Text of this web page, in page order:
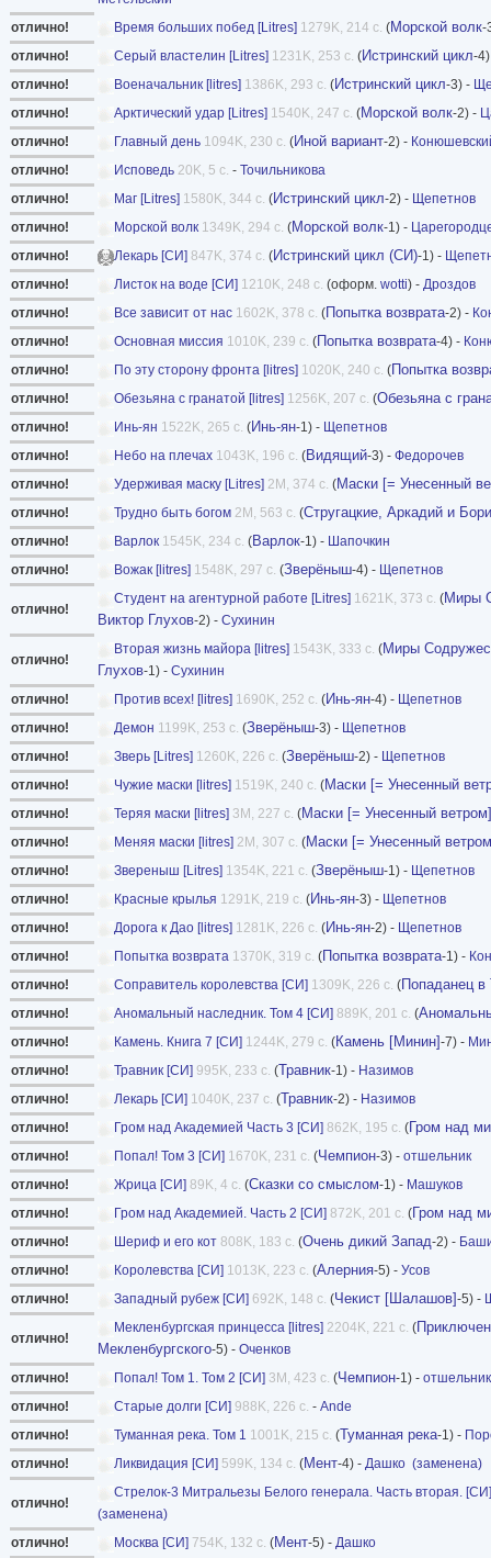
отлично!
Время больших побед [Litres] 1279K, 214 с. (Морской волк-
отлично!
Серый властелин [Litres] 1231K, 253 с. (Истринский цикл-
отлично!
Военачальник [litres] 1386K, 293 с. (Истринский цикл-3) -
отлично!
Арктический удар [Litres] 1540K, 247 с. (Морской волк-2) -
отлично!
Главный день 1094K, 230 с. (Иной вариант-2) -
отлично!
Исповедь 20K, 5 с. - Точильникова
отлично!
Маг [Litres] 1580K, 344 с. (Истринский цикл-2) - Щепетнов
отлично!
Морской волк 1349K, 294 с. (Морской волк-1) -
отлично!
Лекарь [СИ] 847K, 374 с. (Истринский цикл (СИ)-1) -
отлично!
Листок на воде [СИ] 1210K, 248 с. (оформ. wotti) - Дроздов
отлично!
Все зависит от нас 1602K, 378 с. (Попытка возврата-2) -
отлично!
Основная миссия 1010K, 239 с. (Попытка возврата-4) -
отлично!
По эту сторону фронта [litres] 1020K, 240 с. (Попытка
отлично! Обезьяна с гранатой [litres] 1256K, 207 с. (Обезьяна с
отлично! Инь-ян 1522K, 265 с. (Инь-ян-1) - Щепетнов
отлично!
Небо на плечах 1043K, 196 с. (Видящий-3) - Федорочев
отлично!
Удерживая маску [Litres] 2M, 374 с. (Маски [= Унесенный
отлично! Трудно быть богом 2M, 563 с. (Стругацкие, Аркадий и
отлично! Варлок 1545K, 234 с. (Варлок-1) - Шапочкин
отлично!
Вожак [litres] 1548K, 297 с. (Зверёныш-4) - Щепетнов
отлично!
Студент на агентурной работе [Litres] 1621K, 373 с. (Миры
Виктор Глухов-2) - Сухинин
отлично!
Вторая жизнь майора [litres] 1543K, 333 с. (Миры
Глухов-1) - Сухинин
отлично!
Против всех! [litres] 1690K, 252 с. (Инь-ян-4) - Щепетнов
отлично!
Демон 1199K, 253 с. (Зверёныш-3) - Щепетнов
отлично!
Зверь [Litres] 1260K, 226 с. (Зверёныш-2) - Щепетнов
отлично!
Чужие маски [litres] 1519K, 240 с. (Маски [= Унесенный
отлично! Теряя маски [litres] 3M, 227 с. (Маски [= Унесенный ветром]
отлично! Меняя маски [litres] 2M, 307 с. (Маски [= Унесенный
отлично! Звереныш [Litres] 1354K, 221 с. (Зверёныш-1) - Щепетнов
отлично!
Красные крылья 1291K, 219 с. (Инь-ян-3) - Щепетнов
отлично!
Дорога к Дао [litres] 1281K, 226 с. (Инь-ян-2) - Щепетнов
отлично!
Попытка возврата 1370K, 319 с. (Попытка возврата-1) -
отлично!
Соправитель королевства [СИ] 1309K, 226 с. (Попаданец
отлично! Аномальный наследник. Том 4 [СИ] 889K, 201 с. (
отлично! Камень. Книга 7 [СИ] 1244K, 279 с. (Камень [Минин]-7) -
отлично!
Травник [СИ] 995K, 233 с. (Травник-1) - Назимов
отлично!
Лекарь [СИ] 1040K, 237 с. (Травник-2) - Назимов
отлично!
Гром над Академией Часть 3 [СИ] 862K, 195 с. (Гром над
отлично! Попал! Том 3 [СИ] 1670K, 231 с. (Чемпион-3) - отшельник
отлично!
Жрица [СИ] 89K, 4 с. (Сказки со смыслом-1) - Машуков
отлично!
Гром над Академией. Часть 2 [СИ] 872K, 201 с. (Гром над
отлично! Шериф и его кот 808K, 183 с. (Очень дикий Запад-2) -
отлично!
Королевства [СИ] 1013K, 223 с. (Алерния-5) - Усов
отлично!
Западный рубеж [СИ] 692K, 148 с. (Чекист [Шалашов]-5) -
отлично!
Мекленбургская принцесса [litres] 2204K, 221 с. (
Мекленбургского-5) - Оченков
отлично!
Попал! Том 1. Том 2 [СИ] 3M, 423 с. (Чемпион-1) - отшельник
отлично!
Старые долги [СИ] 988K, 226 с. - Ande
отлично!
Туманная река. Том 1 1001K, 215 с. (Туманная река-1) -
отлично!
Ликвидация [СИ] 599K, 134 с. (Мент-4) - Дашко (заменена)
отлично!
Стрелок-3 Митральезы Белого генерала. Часть вторая. [СИ]
(заменена)
отлично!
Москва [СИ] 754K, 132 с. (Мент-5) - Дашко